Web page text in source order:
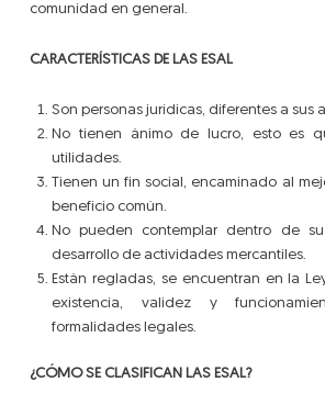
comunidad en general.
CARACTERÍSTICAS DE LAS ESAL
Son personas jurídicas, diferentes a sus
No tienen ánimo de lucro, esto es
utilidades.
Tienen un fin social, encaminado al
beneficio común.
No pueden contemplar dentro de
desarrollo de actividades mercantiles.
Están regladas, se encuentran en la
existencia, validez y
formalidades legales.
¿CÓMO SE CLASIFICAN LAS ESAL?